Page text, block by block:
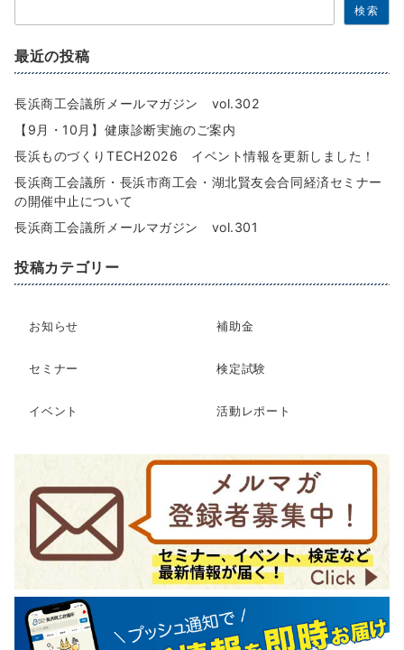
検索
最近の投稿
長浜商工会議所メールマガジン vol.302
【9月・10月】健康診断実施のご案内
長浜ものづくりTECH2026 イベント情報を更新しました！
長浜商工会議所・長浜市商工会・湖北賢友会合同経済セミナー
の開催中止について
長浜商工会議所メールマガジン vol.301
投稿カテゴリー
お知らせ 補助金
セミナー 検定試験
イベント 活動レポート